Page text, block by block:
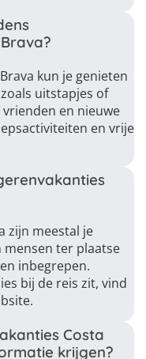
kun je genieten
uitstapjes of
en nieuwe
en vrije
zijn meestal je
ter plaatse
inbegrepen.
bij de reis zit, vind
Costa
krijgen?